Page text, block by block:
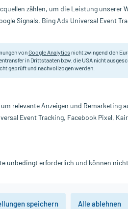
pro Seite: 24
15,89 €
inkl. MwSt. zzgl.Versandkosten
zählen, um die Leistung unserer
Signals, Bing Ads Universal Event
vonGoogle Analytics nicht zwingend den
in Drittstaaten bzw. die USA nicht
geprüft und nachvollzogen werden.
relevante Anzeigen und Remarketing
Event Tracking, Facebook Pixel,
unbedingt erforderlich und können
speichern Alle ablehnen